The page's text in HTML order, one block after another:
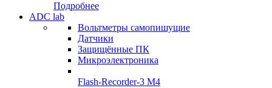
Подробнее
ADC lab
Вольтметры самопишущие
Датчики
Защищённые ПК
Микроэлектроника
Flash-Recorder-3 М4